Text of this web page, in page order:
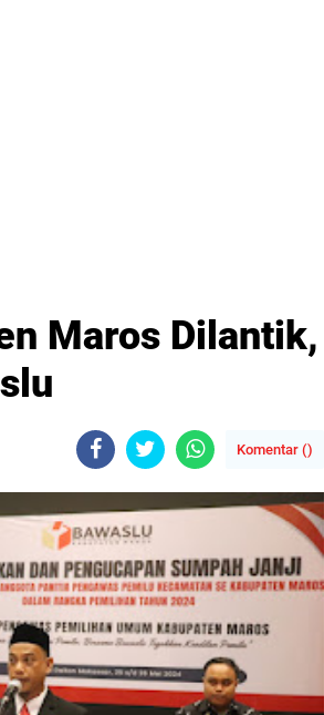
Maros Dilantik,
Komentar ()